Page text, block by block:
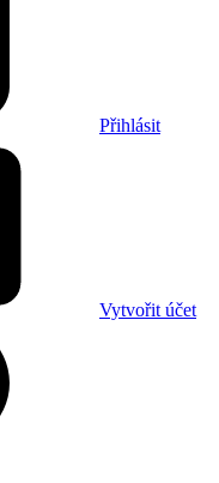
Přihlásit
Vytvořit účet